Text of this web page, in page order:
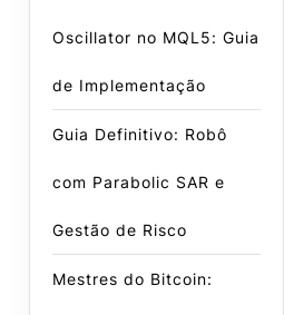
Oscillator no MQL5: Guia
de Implementação
Guia Definitivo: Robô
com Parabolic SAR e
Gestão de Risco
Mestres do Bitcoin: